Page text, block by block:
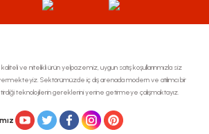
olmalı.
Gönder
kaliteli ve nitelikli ürün yelpazemiz, uygun satış koşullarınmızla siz
Sektörümüzde iç dış arenada modern ve atılımcı bir
teknolojilerin gereklerini yerine getirmeye çalışmaktayız.